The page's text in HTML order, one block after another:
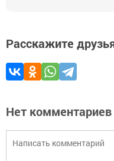
Расскажите
Нет комментариев